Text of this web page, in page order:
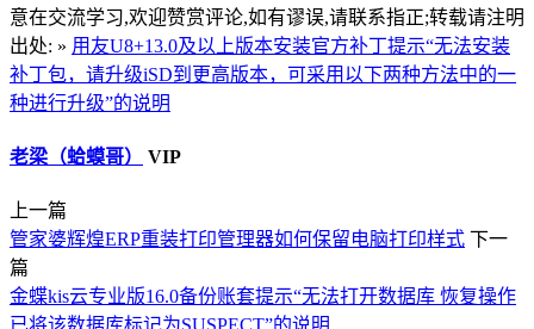
意在交流学习,欢迎赞赏评论,如有谬误,请联系指正;转载请注明
出处: » 用友U8+13.0及以上版本安装官方补丁提示“无法安装
补丁包，请升级iSD到更高版本，可采用以下两种方法中的一
种进行升级”的说明
老梁（蛤蟆哥） VIP
上一篇
管家婆辉煌ERP重装打印管理器如何保留电脑打印样式 下一
篇
金蝶kis云专业版16.0备份账套提示“无法打开数据库 恢复操作